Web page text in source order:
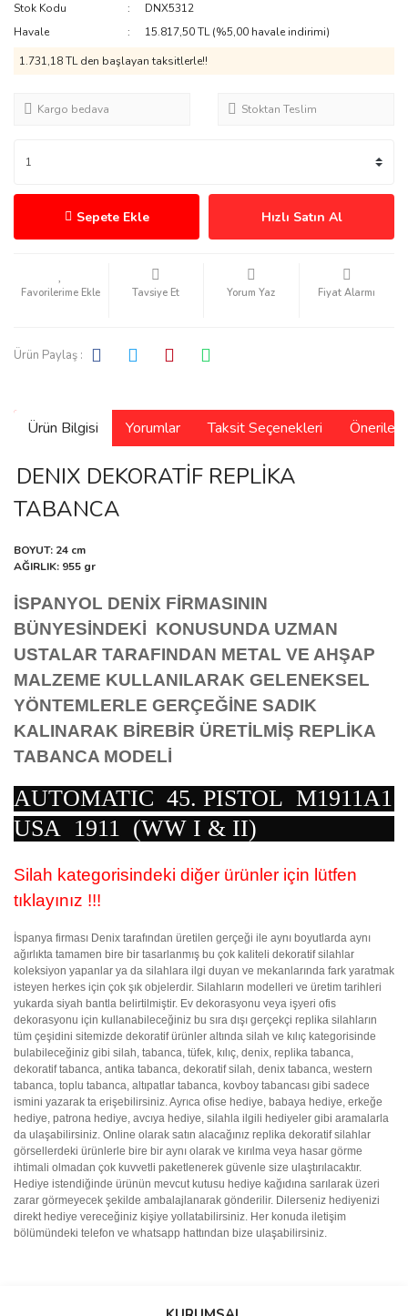
Stok Kodu
DNX5312
Havale
15.817,50 TL (%5,00 havale indirimi)
1.731,18 TL den başlayan taksitlerle!!
Kargo bedava Stoktan Teslim
Sepete Ekle Hızlı Satın Al
Tavsiye Et Yorum Yaz Fiyat Alarmı
Ürün Paylaş :
Ürün Bilgisi Yorumlar Taksit Seçenekleri
DENIX DEKORATİF REPLİKA
TABANCA
BOYUT: 24 cm
AĞIRLIK: 955 gr
İSPANYOL DENİX FİRMASININ
BÜNYESİNDEKİ KONUSUNDA UZMAN
USTALAR TARAFINDAN METAL VE AHŞAP
MALZEME KULLANILARAK GELENEKSEL
YÖNTEMLERLE GERÇEĞİNE SADIK
KALINARAK BİREBİR ÜRETİLMİŞ REPLİKA
TABANCA MODELİ
AUTOMATIC 45. PISTOL M1911A1
USA 1911 (WW I & II)
Silah kategorisindeki diğer ürünler için lütfen
tıklayınız !!!
İspanya firması Denix tarafından üretilen gerçeği ile aynı boyutlarda aynı
ağırlıkta tamamen bire bir tasarlanmış bu çok kaliteli dekoratif silahlar
koleksiyon yapanlar ya da silahlara ilgi duyan ve mekanlarında fark yaratmak
isteyen herkes için çok şık objelerdir. Silahların modelleri ve üretim tarihleri
yukarda siyah bantla belirtilmiştir. Ev dekorasyonu veya işyeri ofis
dekorasyonu için kullanabileceğiniz bu sıra dışı gerçekçi replika silahların
tüm çeşidini sitemizde dekoratif ürünler altında silah ve kılıç kategorisinde
bulabileceğiniz gibi silah, tabanca, tüfek, kılıç, denix, replika tabanca,
dekoratif tabanca, antika tabanca, dekoratif silah, denix tabanca, western
tabanca, toplu tabanca, altıpatlar tabanca, kovboy tabancası gibi sadece
ismini yazarak ta erişebilirsiniz. Ayrıca ofise hediye, babaya hediye, erkeğe
hediye, patrona hediye, avcıya hediye, silahla ilgili hediyeler gibi aramalarla
da ulaşabilirsiniz. Online olarak satın alacağınız replika dekoratif silahlar
görsellerdeki ürünlerle bire bir aynı olarak ve kırılma veya hasar görme
ihtimali olmadan çok kuvvetli paketlenerek güvenle size ulaştırılacaktır.
Hediye istendiğinde ürünün mevcut kutusu hediye kağıdına sarılarak üzeri
zarar görmeyecek şekilde ambalajlanarak gönderilir. Dilerseniz hediyenizi
direkt hediye vereceğiniz kişiye yollatabilirsiniz. Her konuda iletişim
bölümündeki telefon ve whatsapp hattından bize ulaşabilirsiniz.
Bu ürüne ilk yorumu siz yapın!